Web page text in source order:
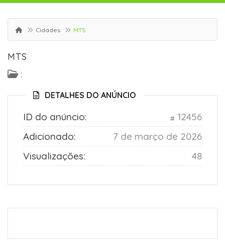
Cidades MTS
MTS
:
DETALHES DO ANÚNCIO
ID do anúncio:
12456
Adicionado:
7 de março de 2026
Visualizações:
48